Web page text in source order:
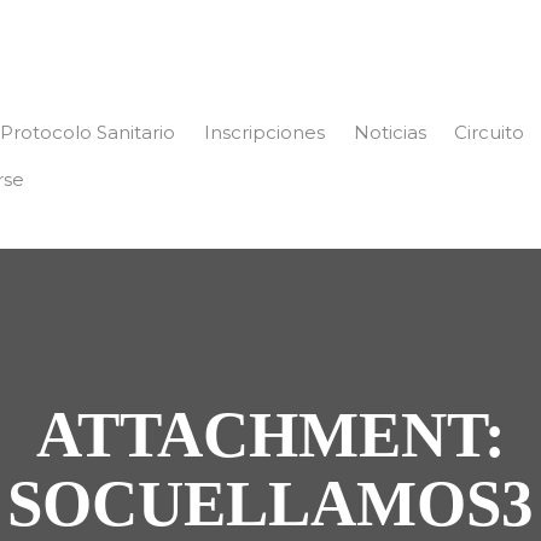
Protocolo Sanitario Inscripciones Noticias Circuito
ATTACHMENT:
SOCUELLAMOS3